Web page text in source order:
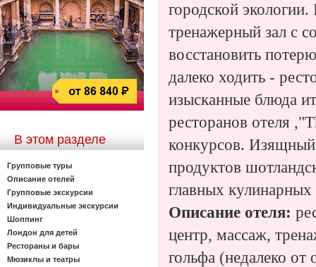
В этом разделе
Групповые туры
Описание отелей
Групповые экскурсии
Индивидуальные экскурсии
Шоппинг
Лондон для детей
Рестораны и бары
Мюзиклы и театры
городской
тренажерный зал с
восстановить
далеко ходить -
изысканные блюда
ресторанов отеля
конкурсов. Изящный
продуктов
главных кулинарных
Описание отеля:
центр, массаж,
гольфа (недалеко от